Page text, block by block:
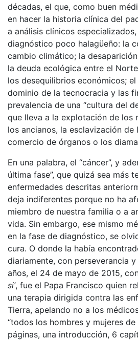
décadas, el que, como buen
en hacer la historia clínica del
a análisis clínicos
diagnóstico poco halagüeño: la
cambio climático; la
la deuda ecológica entre el
los desequilibrios económicos;
dominio de la tecnocracia y las
prevalencia de una “cultura del
que lleva a la explotación de los
los ancianos, la esclavización de
comercio de órganos o los
En una palabra, el “cáncer”, y
última fase”, que quizá sea más
enfermedades descritas
deja indiferentes porque no ha
miembro de nuestra familia o a
vida. Sin embargo, ese mismo
en la fase de diagnóstico, se
cura. O donde la había
diariamente, con perseverancia
años, el 24 de mayo de 2015,
si’, fue el Papa Francisco quien
una terapia dirigida contra las
Tierra, apelando no a los
“todos los hombres y mujeres de
páginas, una introducción, 6